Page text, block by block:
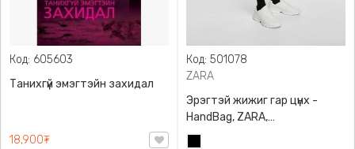
Код: 605603
Танихгүй эмэгтэйн захидал
18,900₮
Код: 501078
ZARA
Эрэгтэй жижиг гар цүнх -
HandBag, ZARA,
3720/005/040, PU арьс